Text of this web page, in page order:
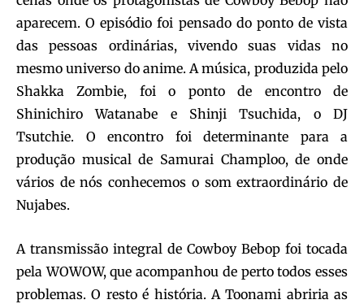
aparecem. O episódio foi pensado do ponto de vista
das pessoas ordinárias, vivendo suas vidas no
mesmo universo do anime. A música, produzida pelo
Shakka Zombie, foi o ponto de encontro de
Shinichiro Watanabe e Shinji Tsuchida, o DJ
Tsutchie. O encontro foi determinante para a
produção musical de Samurai Champloo, de onde
vários de nós conhecemos o som extraordinário de
Nujabes.
A transmissão integral de Cowboy Bebop foi tocada
pela WOWOW, que acompanhou de perto todos esses
problemas. O resto é história. A Toonami abriria as